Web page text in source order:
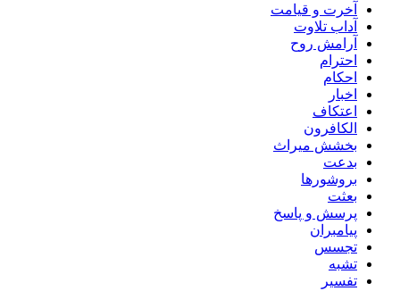
آخرت و قیامت
آداب تلاوت
آرامش روح
احترام
احکام
اخبار
اعتکاف
الکافرون
بخشش میراث
بدعت
بروشورها
بعثت
پرسش و پاسخ
پیامبران
تجسس
تشبه
تفسیر